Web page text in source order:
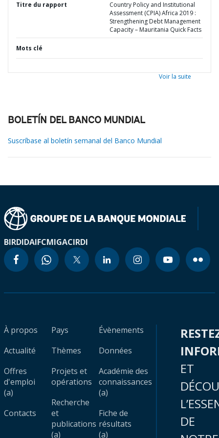
Titre du rapport
Country Policy and Institutional
Assessment (CPIA) Africa 2019 :
Strengthening Debt Management
Capacity – Mauritania Quick Facts
Mots clé
Voir la suite
BOLETÍN DEL BANCO MUNDIAL
Suscríbase al boletín semanal del Banco Mundial
BIRDIDAIFCMIGACIRDI
À propos
Actualité
Offres
d'emploi
(a)
Contacts
Pays
Thèmes
Projets et
opérations
Recherche
et
publications
(a)
Évènements
Données
Académie des
connaissances
(a)
Fiche de
résultats
(a)
ET
DE